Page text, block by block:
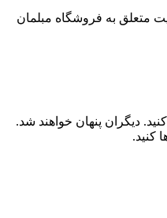
متعلق به فروشگاه مبلمان
دیگران پنهان خواهند شد.
کنید.